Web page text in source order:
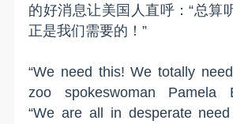
的好消息让美国人直呼：“总算
正是我们需要的！”
“We need this! We totally
zoo spokeswoman Pamela
“We are all in desperate